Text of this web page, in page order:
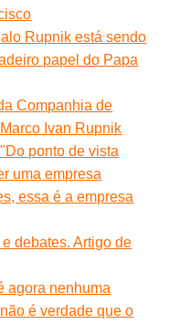
Rupnik está sendo
papel do Papa
Companhia de
Ivan Rupnik
ponto de vista
uma empresa
essa é a empresa
debates. Artigo de
agora nenhuma
é verdade que o